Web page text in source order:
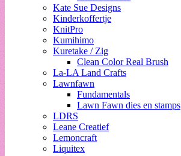
Kate Sue Designs
Kinderkoffertje
KnitPro
Kumihimo
Kuretake / Zig
Clean Color Real Brush
La-LA Land Crafts
Lawnfawn
Fundamentals
Lawn Fawn dies en stamps
LDRS
Leane Creatief
Lemoncraft
Liquitex